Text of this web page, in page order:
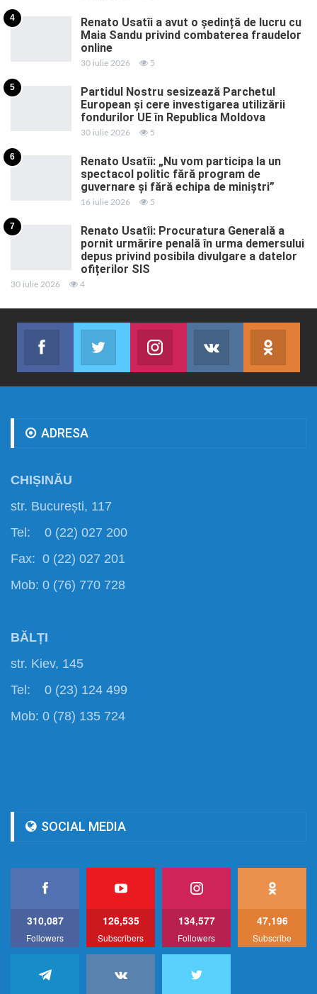
4
Renato Usatîi a avut o ședință de lucru cu
Maia Sandu privind combaterea fraudelor
online
30 iulie 2026 5
5
Partidul Nostru sesizează Parchetul
European și cere investigarea utilizării
fondurilor UE în Republica Moldova
30 iulie 2026 5
6
Renato Usatîi: „Nu vom participa la un
spectacol politic fără program de
guvernare și fără echipa de miniștri”
16 iulie 2026 5
7
Renato Usatîi: Procuratura Generală a
pornit urmărire penală în urma demersului
depus privind posibila divulgare a datelor
ofițerilor SIS
30 iulie 2026 4
Facebook
Abonează-te
Twitter
Join us on TwitterJoin us on Instagram
Abonează-te
ADRESA
CHIȘINĂU
str. București, 117
Tel: 0 (22) 027 200
Fax: 0 (22) 027 201
Mob: 0 (76) 770 728
BĂLȚI
str. Kiev, 145
Tel: 0 (23) 124 499
Mob: 0 (78) 135 724
SOCIAL MEDIA
310,087
Followers
126,535
Subscribers
134,577
Followers
47,196
Subscribe